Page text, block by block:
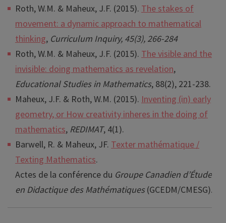
Roth, W.M. & Maheux, J.F. (2015). The stakes of
movement: a dynamic approach to mathematical
thinking, Curriculum Inquiry, 45(3), 266-284
Roth, W.M. & Maheux, J.F. (2015). The visible and the
invisible: doing mathematics as revelation,
Educational Studies in Mathematics, 88(2), 221-238.
Maheux, J.F. & Roth, W.M. (2015). Inventing (in) early
geometry, or How creativity inheres in the doing of
mathematics, REDIMAT, 4(1).
Barwell, R. & Maheux, JF. Texter mathématique /
Texting Mathematics.
Actes de la conférence du Groupe Canadien d’Étude
en Didactique des Mathématiques(GCEDM/CMESG).